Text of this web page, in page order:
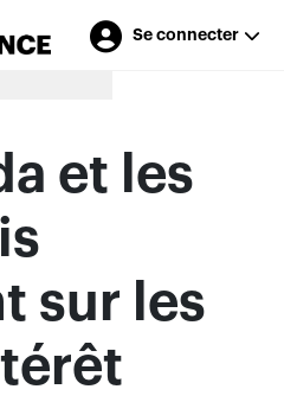
Se connecter
annonceurs
et les
sur les